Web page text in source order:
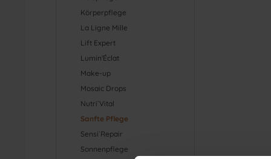
Körperpflege
La Ligne Mille
Lift Expert
Lumin'Éclat
Make-up
Mosaic Drops
Nutri`Vital
Sanfte Pflege
Sensi`Repair
Sonnenpflege